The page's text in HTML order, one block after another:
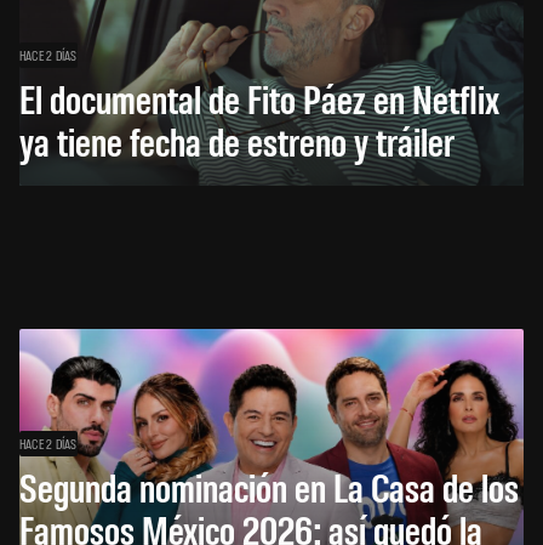
HACE 2 DÍAS
El documental de Fito Páez en Netflix
ya tiene fecha de estreno y tráiler
HACE 2 DÍAS
Segunda nominación en La Casa de los
Famosos México 2026: así quedó la